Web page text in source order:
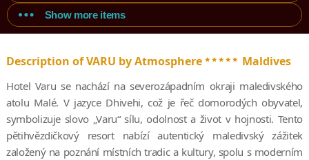
Show more items
Description of VARU by Atmosphere***** Maldives
Hotel Varu se nachází na severozápadním okraji maledivského
atolu Malé. V jazyce Dhivehi, což je řeč domorodých obyvatel,
symbolizuje slovo „Varu“ sílu, odolnost a život v hojnosti. Tento
pětihvězdičkový resort nabízí autentický maledivský zážitek
založený na poznání místních tradic a kultury, spolu s moderním